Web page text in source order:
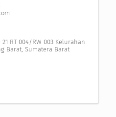
21 RT 004/RW 003 Kelurahan
Barat, Sumatera Barat